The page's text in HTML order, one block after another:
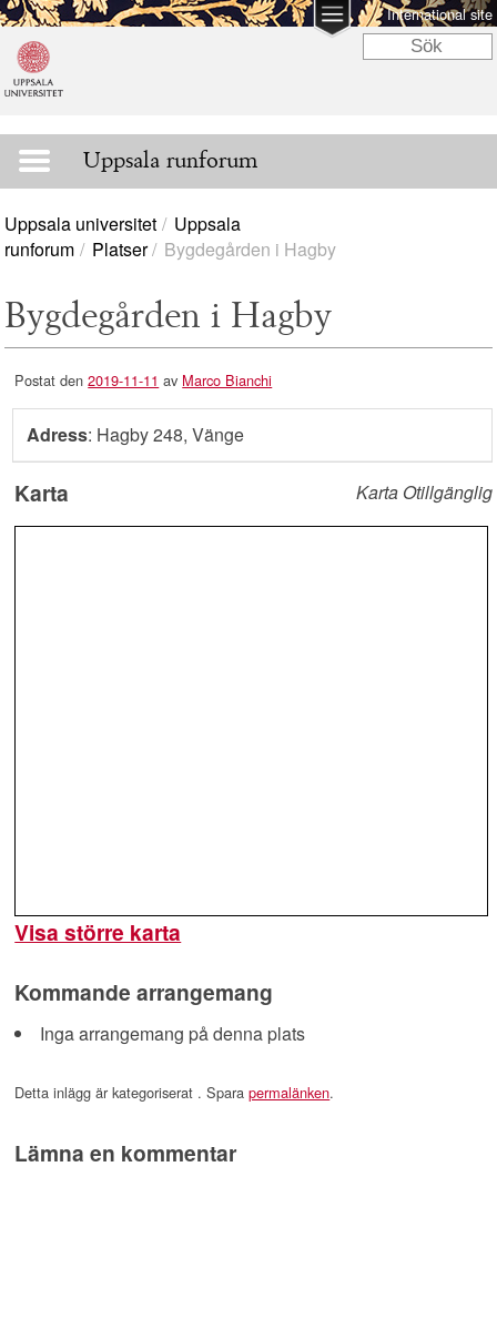
International site
Uppsala runforum
Uppsala universitet
Uppsala
runforum
Platser Bygdegården i Hagby
Bygdegården i Hagby
Postat den2019-11-11 av Marco Bianchi
Adress: Hagby 248, Vänge
Karta Otillgänglig
Karta
Visa större karta
Kommande arrangemang
Inga arrangemang på denna plats
Detta inlägg är kategoriserat . Sparapermalänken.
Lämna en kommentar